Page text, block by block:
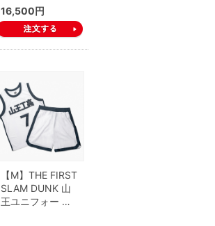
16,500円
【M】THE FIRST
SLAM DUNK 山
王ユニフォー …